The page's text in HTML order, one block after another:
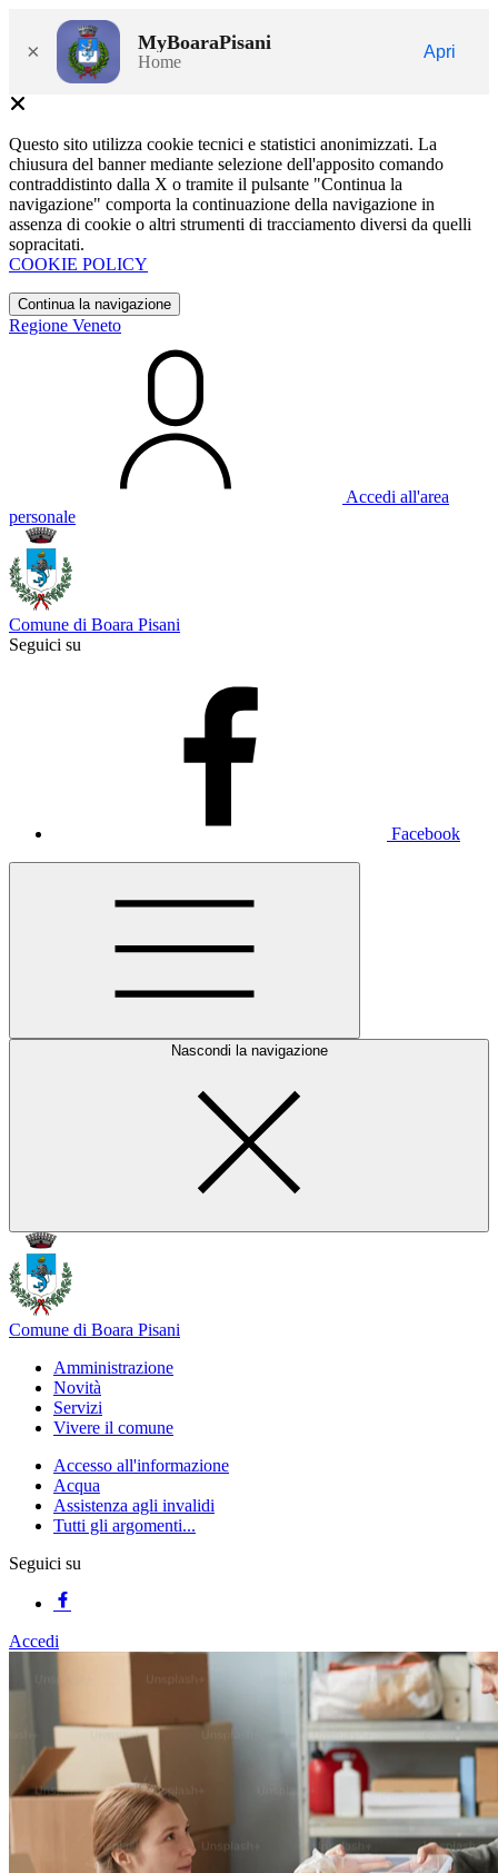
× MyBoaraPisani
Home
Apri
Questo sito utilizza cookie tecnici e statistici anonimizzati. La
chiusura del banner mediante selezione dell'apposito comando
contraddistinto dalla X o tramite il pulsante "Continua la
navigazione" comporta la continuazione della navigazione in
assenza di cookie o altri strumenti di tracciamento diversi da quelli
sopracitati.
COOKIE POLICY
Continua la navigazione
Regione Veneto
Accedi all'area
personale
Comune di Boara Pisani
Seguici su
Facebook
Nascondi la navigazione
Comune di Boara Pisani
Amministrazione
Novità
Servizi
Vivere il comune
Accesso all'informazione
Acqua
Assistenza agli invalidi
Tutti gli argomenti...
Seguici su
Accedi